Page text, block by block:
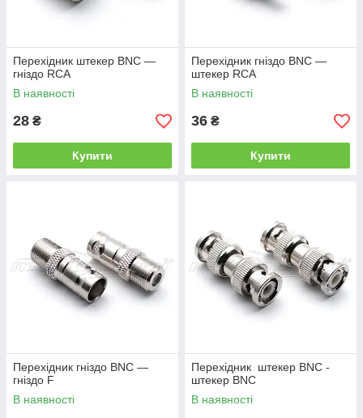
Перехідник штекер BNC —
гніздо RCA
В наявності
28 ₴
Купити
Перехідник гніздо BNC —
штекер RCA
В наявності
36 ₴
Купити
Перехідник гніздо BNC —
гніздо F
В наявності
Перехідник штекер BNC -
штекер BNC
В наявності